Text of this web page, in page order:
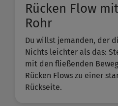
Rücken Flow
Rohr
Du willst jemanden, der
Nichts leichter als das:
mit den fließenden
Rücken Flows zu einer
Rückseite.